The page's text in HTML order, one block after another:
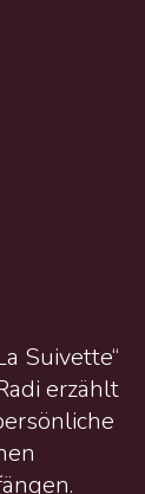
Suivette“
erzählt